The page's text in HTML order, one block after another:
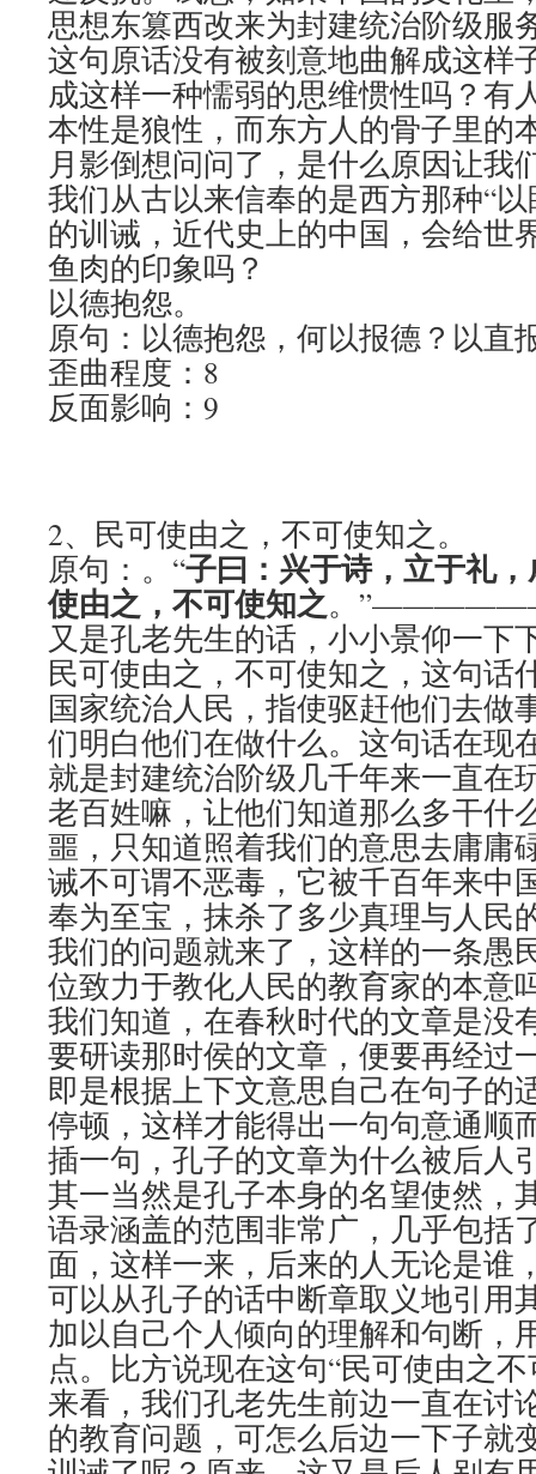
思想东篡西改来为封建统治阶级服
这句原话没有被刻意地曲解成这样
成这样一种懦弱的思维惯性吗？有
本性是狼性，而东方人的骨子里的
月影倒想问问了，是什么原因让我
我们从古以来信奉的是西方那种“
的训诫，近代史上的中国，会给世
鱼肉的印象吗？
以德抱怨。
原句：以德抱怨，何以报德？以直
歪曲程度：8
反面影响：9
2、民可使由之，不可使知之。
原句：。“子曰：兴于诗，立于礼
使由之，不可使知之。”——————
又是孔老先生的话，小小景仰一下
民可使由之，不可使知之，这句话
国家统治人民，指使驱赶他们去做
们明白他们在做什么。这句话在现
就是封建统治阶级几千年来一直在
老百姓嘛，让他们知道那么多干什
噩，只知道照着我们的意思去庸庸
诫不可谓不恶毒，它被千百年来中
奉为至宝，抹杀了多少真理与人民
我们的问题就来了，这样的一条愚
位致力于教化人民的教育家的本意
我们知道，在春秋时代的文章是没
要研读那时侯的文章，便要再经过
即是根据上下文意思自己在句子的
停顿，这样才能得出一句句意通顺
插一句，孔子的文章为什么被后人
其一当然是孔子本身的名望使然，
语录涵盖的范围非常广，几乎包括
面，这样一来，后来的人无论是谁
可以从孔子的话中断章取义地引用
加以自己个人倾向的理解和句断，
点。比方说现在这句“民可使由之
来看，我们孔老先生前边一直在讨
的教育问题，可怎么后边一下子就